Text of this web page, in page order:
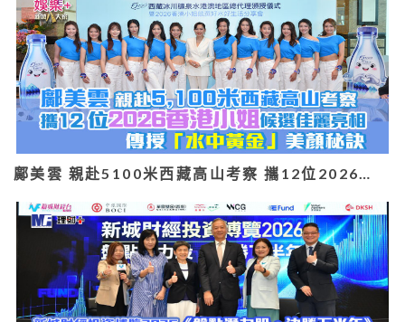
鄺美雲 親赴5100米西藏高山考察 攜12位2026…